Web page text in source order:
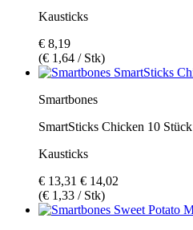
Kausticks
€ 8,19
(€ 1,64 / Stk)
Smartbones
SmartSticks Chicken 10 Stück
Kausticks
€ 13,31 € 14,02
(€ 1,33 / Stk)